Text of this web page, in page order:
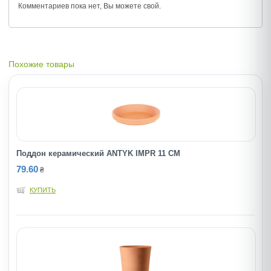
Комментариев пока нет, Вы можете свой.
Похожие товары
Поддон керамический ANTYK IMPR 11 CM
79.60 ₴
КУПИТЬ